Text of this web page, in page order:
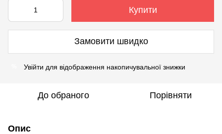
Купити
Замовити швидко
Увійти для відображення накопичувальної знижки
До обраного Порівняти
Опис